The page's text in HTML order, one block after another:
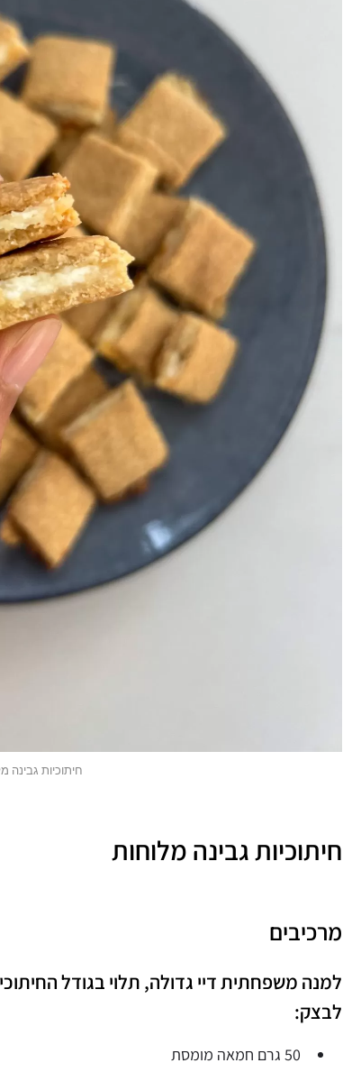
חיתוכיות גבינה
חיתוכיות גבינה מלוחות
מרכיבים
למנה משפחתית דיי גדולה, תלוי בגודל החיתוכיות (בערך 50
לבצק:
50 גרם חמאה מומסת